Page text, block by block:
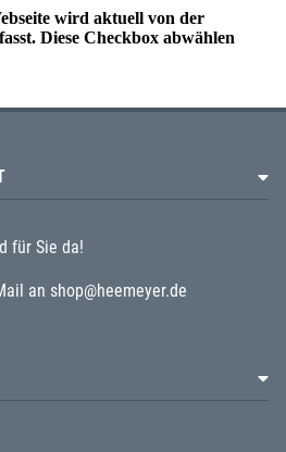
für Sie da!
an shop@heemeyer.de